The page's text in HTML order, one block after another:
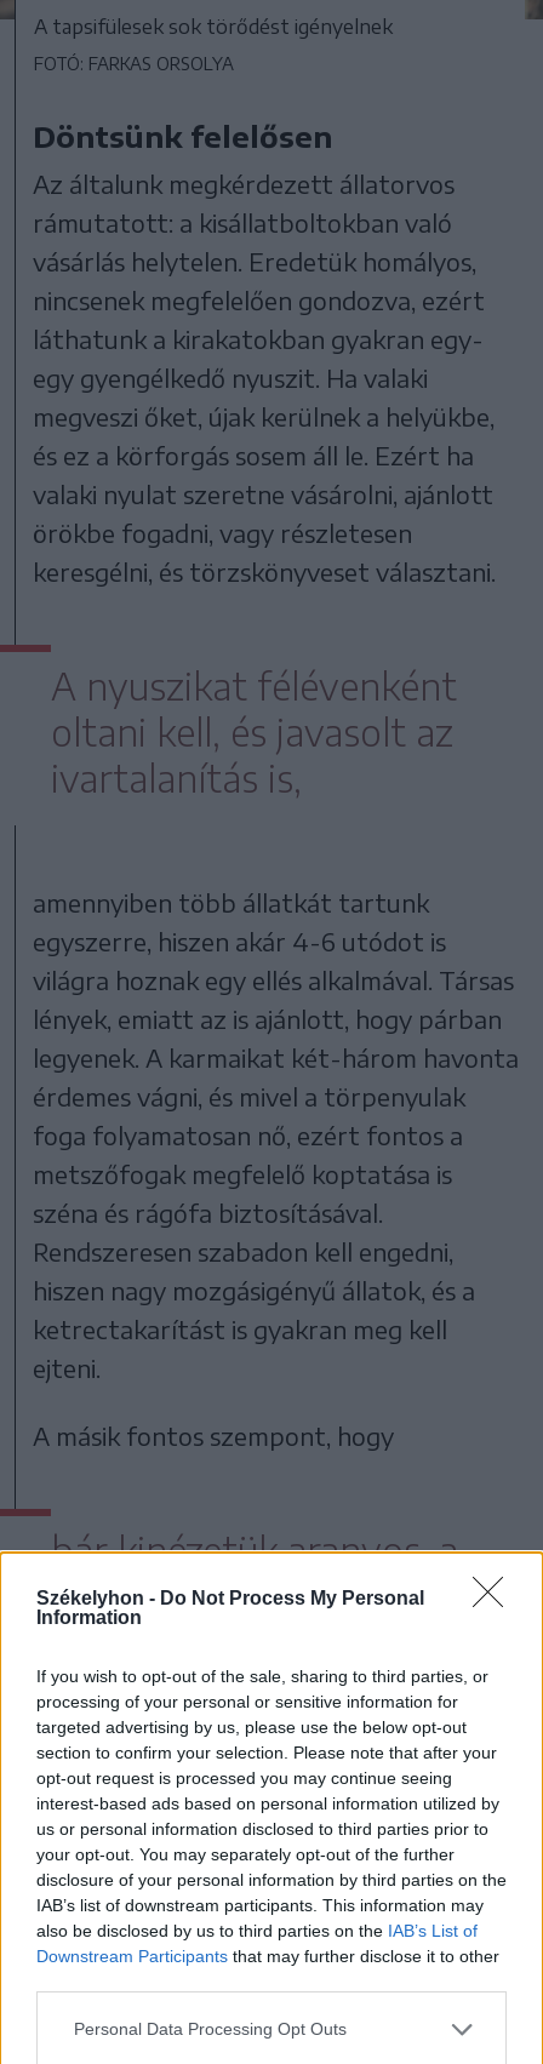
Székelyhon - Do Not Process My Personal
Information
If you wish to opt-out of the sale, sharing to third parties, or
processing of your personal or sensitive information for
targeted advertising by us, please use the below opt-out
section to confirm your selection. Please note that after your
opt-out request is processed you may continue seeing
interest-based ads based on personal information utilized by
us or personal information disclosed to third parties prior to
your opt-out. You may separately opt-out of the further
disclosure of your personal information by third parties on the
IAB’s list of downstream participants. This information may
also be disclosed by us to third parties on the IAB’s List of
Downstream Participants that may further disclose it to other
Personal Data Processing Opt Outs
A tapsifülesek sok törődést igényelnek
FOTÓ: FARKAS ORSOLYA
Döntsünk felelősen
Az általunk megkérdezett állatorvos
rámutatott: a kisállatboltokban való
vásárlás helytelen. Eredetük homályos,
nincsenek megfelelően gondozva, ezért
láthatunk a kirakatokban gyakran egy-
egy gyengélkedő nyuszit. Ha valaki
megveszi őket, újak kerülnek a helyükbe,
és ez a körforgás sosem áll le. Ezért ha
valaki nyulat szeretne vásárolni, ajánlott
örökbe fogadni, vagy részletesen
keresgélni, és törzskönyveset választani.
A nyuszikat félévenként
oltani kell, és javasolt az
ivartalanítás is,
amennyiben több állatkát tartunk
egyszerre, hiszen akár 4-6 utódot is
világra hoznak egy ellés alkalmával. Társas
lények, emiatt az is ajánlott, hogy párban
legyenek. A karmaikat két-három havonta
érdemes vágni, és mivel a törpenyulak
foga folyamatosan nő, ezért fontos a
metszőfogak megfelelő koptatása is
széna és rágófa biztosításával.
Rendszeresen szabadon kell engedni,
hiszen nagy mozgásigényű állatok, és a
ketrectakarítást is gyakran meg kell
ejteni.
A másik fontos szempont, hogy
bár kinézetük aranyos, a
nyulak nem a gyerekek
Nem kedvelik, ha kézbe veszik őket, félnek
a hirtelen mozdulatoktól és zajoktól, nem
bírják a sok simogatást, szorongatást.
Könnyen megharaphatnak vagy
megrúghatnak, ha stressz éri őket – ez
egy kisgyermekes háztartásban sűrűn
előfordulhat. A nyúl gondozása tehát
alapvetően nem a gyerekek dolga, hanem